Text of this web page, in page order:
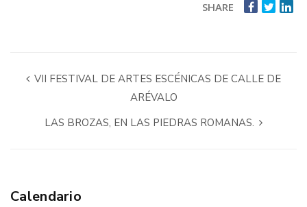
SHARE
VII FESTIVAL DE ARTES ESCÉNICAS DE CALLE DE
ARÉVALO
LAS BROZAS, EN LAS PIEDRAS ROMANAS.
Calendario